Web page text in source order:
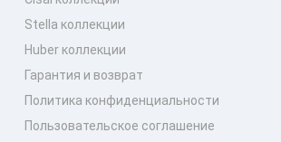
Stella коллекции
Huber коллекции
Гарантия и возврат
Политика конфиденциальности
Пользовательское соглашение